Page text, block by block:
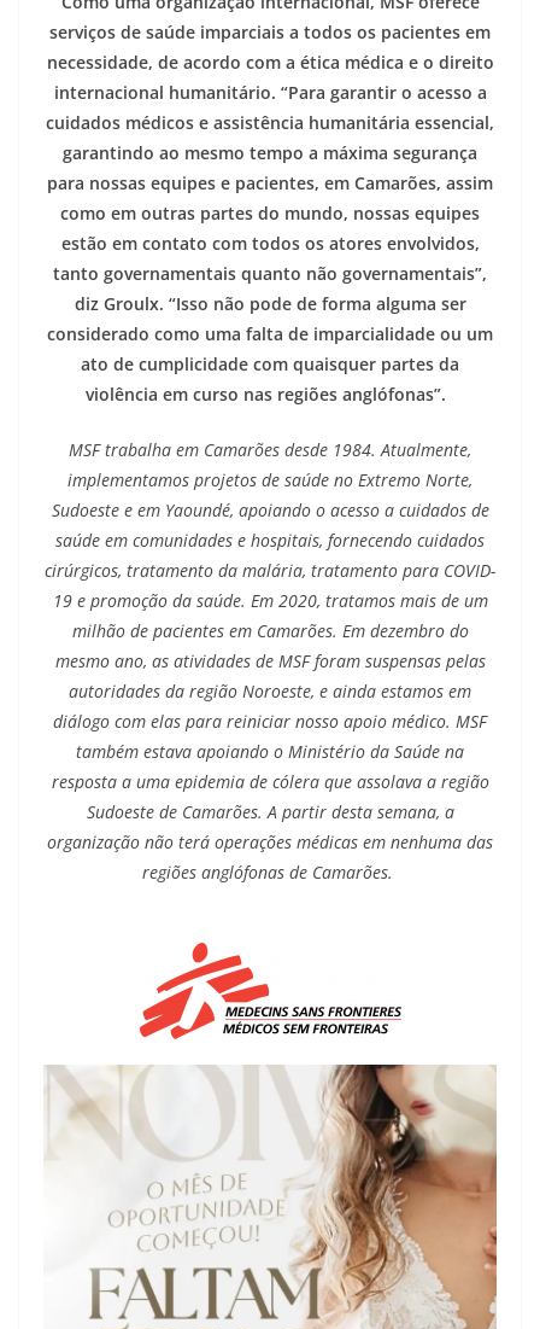
serviços de saúde imparciais a todos os pacientes em
necessidade, de acordo com a ética médica e o direito
internacional humanitário. “Para garantir o acesso a
cuidados médicos e assistência humanitária essencial,
garantindo ao mesmo tempo a máxima segurança
para nossas equipes e pacientes, em Camarões, assim
como em outras partes do mundo, nossas equipes
estão em contato com todos os atores envolvidos,
tanto governamentais quanto não governamentais”,
diz Groulx. “Isso não pode de forma alguma ser
considerado como uma falta de imparcialidade ou um
ato de cumplicidade com quaisquer partes da
violência em curso nas regiões anglófonas”.
MSF trabalha em Camarões desde 1984. Atualmente,
implementamos projetos de saúde no Extremo Norte,
Sudoeste e em Yaoundé, apoiando o acesso a cuidados de
saúde em comunidades e hospitais, fornecendo cuidados
cirúrgicos, tratamento da malária, tratamento para COVID-
19 e promoção da saúde. Em 2020, tratamos mais de um
milhão de pacientes em Camarões. Em dezembro do
mesmo ano, as atividades de MSF foram suspensas pelas
autoridades da região Noroeste, e ainda estamos em
diálogo com elas para reiniciar nosso apoio médico. MSF
também estava apoiando o Ministério da Saúde na
resposta a uma epidemia de cólera que assolava a região
Sudoeste de Camarões. A partir desta semana, a
organização não terá operações médicas em nenhuma das
regiões anglófonas de Camarões.